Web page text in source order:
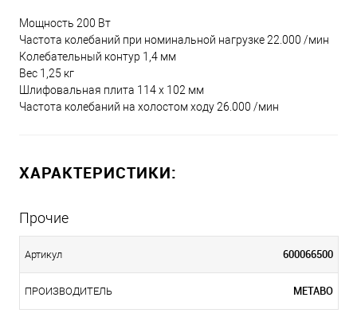
Мощность 200 Вт
Частота колебаний при номинальной нагрузке 22.000 /мин
Колебательный контур 1,4 мм
Вес 1,25 кг
Шлифовальная плита 114 x 102 мм
Частота колебаний на холостом ходу 26.000 /мин
ХАРАКТЕРИСТИКИ:
Прочие
Артикул 600066500
ПРОИЗВОДИТЕЛЬ METABO